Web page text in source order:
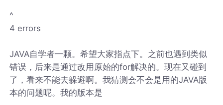
^
4 errors
JAVA自学者一颗。希望大家指点下。之前也遇到类似
错误，后来是通过改用原始的for解决的。现在又碰到
了，看来不能去躲避啊。我猜测会不会是用的JAVA版
本的问题呢。我的版本是